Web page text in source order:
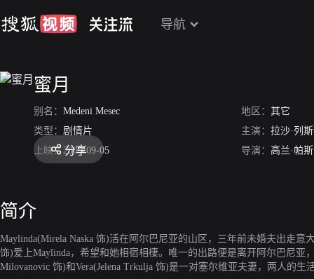
导航
蜜月
别名： Medeni Mesec 地区： 其它
类型： 剧情片 主演： 拉沙·列
上映： 2009-09-05 导演： 高兰·帕
分享
简介
Maylinda(Mirela Naska 饰)活在阿尔巴尼亚的山区，三年前未婚夫出走
饰)爱上Maylinda，希望和她相宿相棲。唯一的出路便是离开阿尔巴尼亚
Milovanovic 饰)和Vera(Jelena Trkulja 饰)是一对塞尔维亚夫妻，两人的